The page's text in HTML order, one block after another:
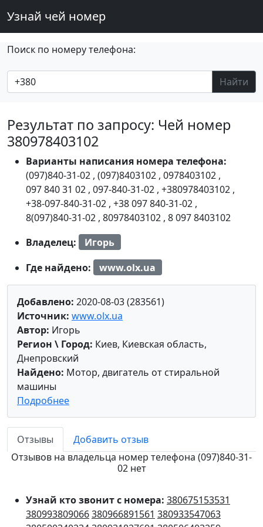
Узнай чей номер
Поиск по номеру телефона:
Найти
Результат по запросу: Чей номер
380978403102
Варианты написания номера телефона:
(097)840-31-02 , (097)8403102 , 0978403102 ,
097 840 31 02 , 097-840-31-02 , +380978403102 ,
+38-097-840-31-02 , +38 097 840-31-02 ,
8(097)840-31-02 , 80978403102 , 8 097 8403102
Владелец:
Игорь
Где найдено:
www.olx.ua
Добавлено: 2020-08-03 (283561)
Источник: www.olx.ua
Автор: Игорь
Регион \ Город: Киев, Киевская область,
Днепровский
Найдено: Мотор, двигатель от стиральной
машины
Подробнее
Отзывы
Добавить отзыв
Отзывов на владельца номер телефона (097)840-31-
02 нет
Узнай кто звонит с номера: 380675153531
380993809066380966891561 380933547063